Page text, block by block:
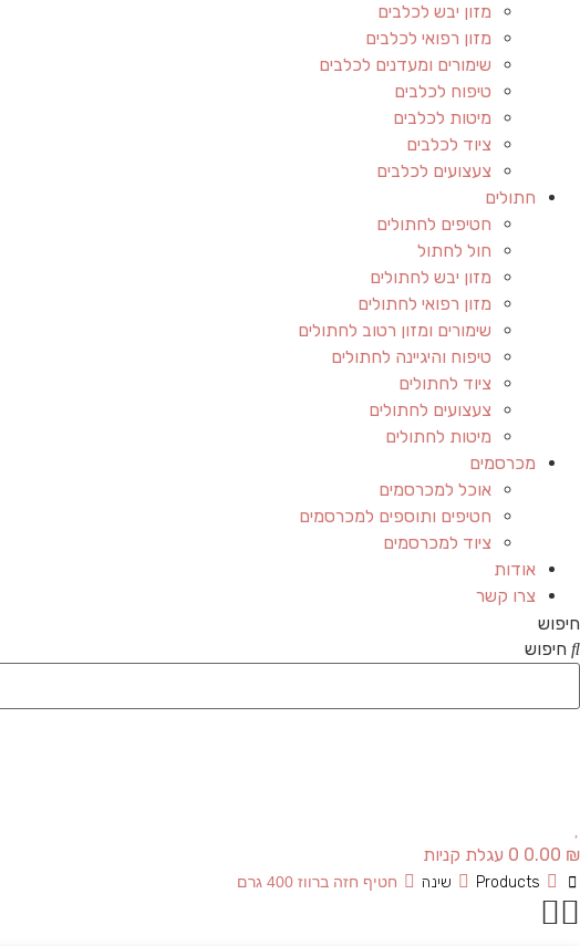
מזון יבש לכלבים
מזון רפואי לכלבים
שימורים ומעדנים לכלבים
טיפוח לכלבים
מיטות לכלבים
ציוד לכלבים
צעצועים לכלבים
חתולים
חטיפים לחתולים
חול לחתול
מזון יבש לחתולים
מזון רפואי לחתולים
שימורים ומזון רטוב לחתולים
טיפוח והיגיינה לחתולים
ציוד לחתולים
צעצועים לחתולים
מיטות לחתולים
מכרסמים
אוכל למכרסמים
חטיפים ותוספים למכרסמים
ציוד למכרסמים
אודות
צרו קשר
חיפוש
חיפוש
0.00 ₪
0 עגלת קניות
Products שינה חטיף חזה ברווז 400 גרם